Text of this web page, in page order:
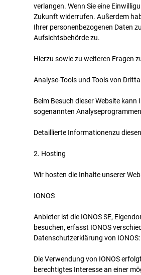
verlangen. Wenn Sie eine
Zukunft widerrufen. Außerdem
Ihrer personenbezogenen Daten
Aufsichtsbehörde zu.
Hierzu sowie zu weiteren Fragen
Analyse-Tools und Tools von
Beim Besuch dieser Website
sogenannten
Detaillierte Informationenzu
2. Hosting
Wir hosten die Inhalte unserer
IONOS
Anbieter ist die IONOS SE,
besuchen, erfasst IONOS
Datenschutzerklärung von
Die Verwendung von IONOS
berechtigtes Interesse an einer